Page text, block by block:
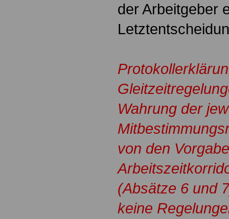
der Arbeitgeber
Wahrung der
von den
(Absätze 6 und
keine